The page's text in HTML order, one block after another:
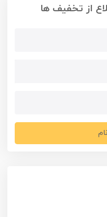
از تخفیف ها